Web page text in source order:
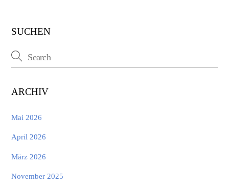
SUCHEN
ARCHIV
Mai 2026
April 2026
März 2026
November 2025